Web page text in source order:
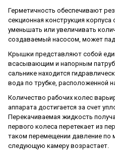
Герметичность обеспечивают
секционная конструкция
уменьшать или увеличивать
создаваемый насосом, может
Крышки представляют собой
всасывающим и напорным
сальнике находится
вода по трубке, расположенной
Количество рабочих колес
аппарата достигается за счет
Перекачиваемая жидкость
первого колеса перетекает из
таком перемещении давление по
следующую камеру возрастает.